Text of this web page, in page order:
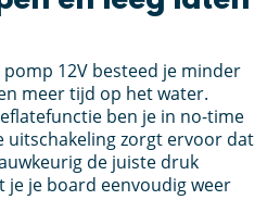
pomp 12V besteed je minder
meer tijd op het water.
ben je in no-time
uitschakeling zorgt ervoor dat
de juiste druk
je je board eenvoudig weer